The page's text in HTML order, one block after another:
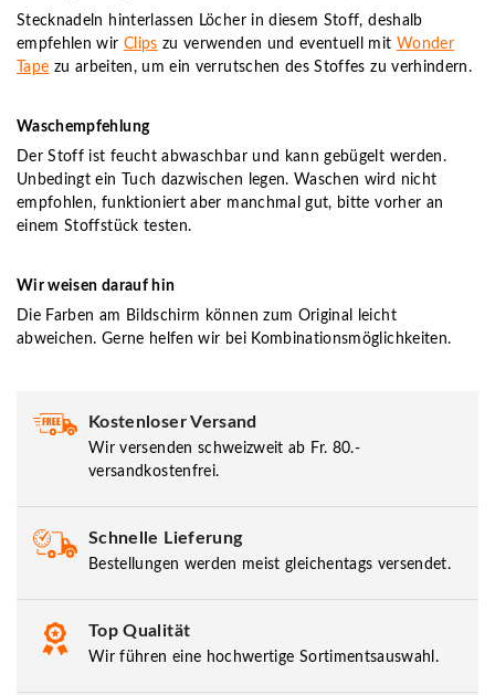
Stecknadeln hinterlassen Löcher in diesem Stoff, deshalb
empfehlen wir Clips zu verwenden und eventuell mit Wonder
Tape zu arbeiten, um ein verrutschen des Stoffes zu verhindern.
Waschempfehlung
Der Stoff ist feucht abwaschbar und kann gebügelt werden.
Unbedingt ein Tuch dazwischen legen. Waschen wird nicht
empfohlen, funktioniert aber manchmal gut, bitte vorher an
einem Stoffstück testen.
Wir weisen darauf hin
Die Farben am Bildschirm können zum Original leicht
abweichen. Gerne helfen wir bei Kombinationsmöglichkeiten.
Kostenloser Versand
Wir versenden schweizweit ab Fr. 80.-
versandkostenfrei.
Schnelle Lieferung
Bestellungen werden meist gleichentags versendet.
Top Qualität
Wir führen eine hochwertige Sortimentsauswahl.